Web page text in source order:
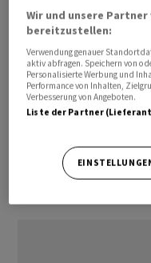
weiter. Tierärztliche
Prozent mehr als im
stiegen die Preise für
Prozent.
Besonders stark von
innert Jahresfrist eine
Bei Paaren mit
Wir und unsere
bereitzustellen:
Verwendung genauer
aktiv abfragen. Speichern von
Personalisierte Werbung und
Performance von Inhalten,
Verbesserung von Angeboten.
Liste der Partner